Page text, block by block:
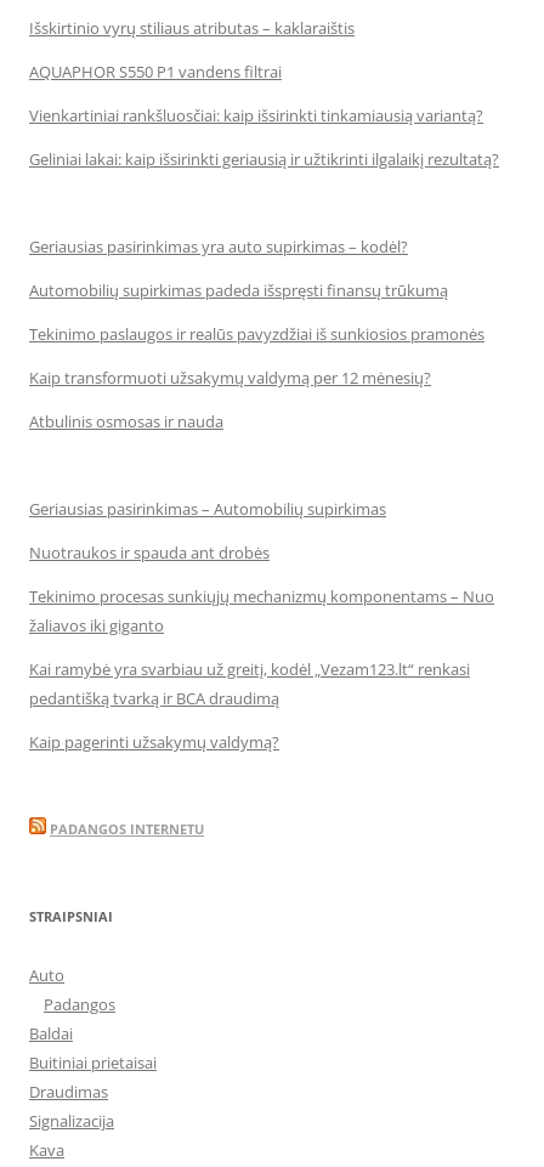
Išskirtinio vyrų stiliaus atributas – kaklaraištis
AQUAPHOR S550 P1 vandens filtrai
Vienkartiniai rankšluosčiai: kaip išsirinkti tinkamiausią variantą?
Geliniai lakai: kaip išsirinkti geriausią ir užtikrinti ilgalaikį rezultatą?
Geriausias pasirinkimas yra auto supirkimas – kodėl?
Automobilių supirkimas padeda išspręsti finansų trūkumą
Tekinimo paslaugos ir realūs pavyzdžiai iš sunkiosios pramonės
Kaip transformuoti užsakymų valdymą per 12 mėnesių?
Atbulinis osmosas ir nauda
Geriausias pasirinkimas – Automobilių supirkimas
Nuotraukos ir spauda ant drobės
Tekinimo procesas sunkiųjų mechanizmų komponentams – Nuo
žaliavos iki giganto
Kai ramybė yra svarbiau už greitį, kodėl „Vezam123.lt“ renkasi
pedantišką tvarką ir BCA draudimą
Kaip pagerinti užsakymų valdymą?
PADANGOS INTERNETU
STRAIPSNIAI
Auto
Padangos
Baldai
Buitiniai prietaisai
Draudimas
Signalizacija
Kava